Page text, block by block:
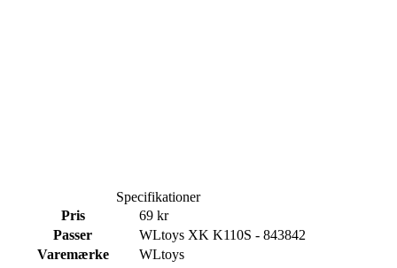
Specifikationer
Pris
69 kr
Passer
WLtoys XK K110S - 843842
Varemærke
WLtoys